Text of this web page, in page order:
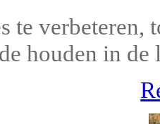
te verbeteren,
houden in de